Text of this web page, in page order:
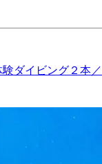
験ダイビング２